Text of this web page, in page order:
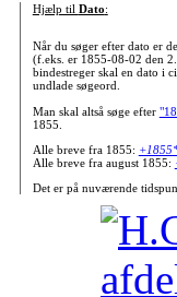
Hjælp til Dato:
Når du søger efter dato er
(f.eks. er 1855-08-02 den
bindestreger skal en dato i
undlade søgeord.
Man skal altså søge efter
1855.
Alle breve fra 1855:
Alle breve fra august 1855:
Det er på nuværende